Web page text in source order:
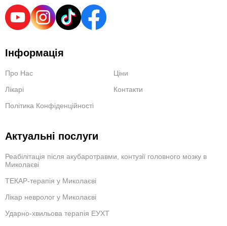
Інформація
Про Нас
Ціни
Лікарі
Контакти
Політика Конфіденційності
Актуальні послуги
Реабілітація після акубаротравми, контузії головного мозку в
Миколаєві
ТЕКАР-терапія у Миколаєві
Лікар невролог у Миколаєві
Ударно-хвильова терапія ЕУХТ